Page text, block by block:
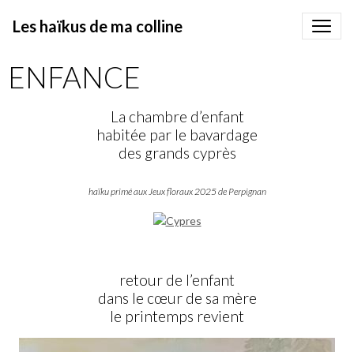
Les haïkus de ma colline
ENFANCE
La chambre d’enfant
habitée par le bavardage
des grands cyprès
haïku primé aux Jeux floraux 2025 de Perpignan
retour de l’enfant
dans le cœur de sa mère
le printemps revient